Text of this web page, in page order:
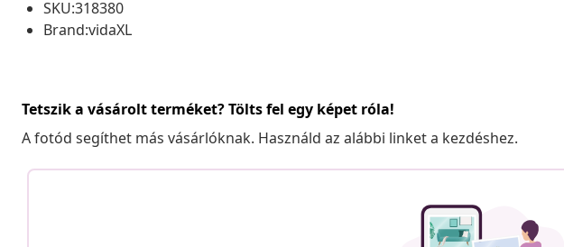
SKU:318380
Brand:vidaXL
Tetszik a vásárolt terméket? Tölts fel egy képet róla!
A fotód segíthet más vásárlóknak. Használd az alábbi linket a kezdéshez.